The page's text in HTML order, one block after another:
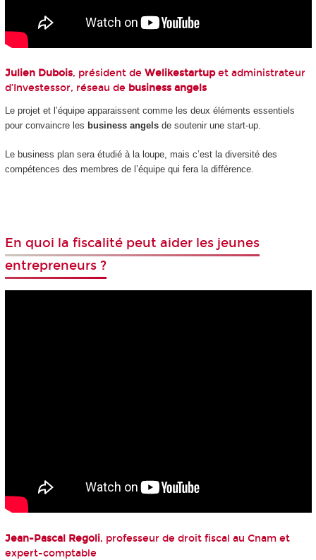
Julien Dubois, président de Welikestartupet administrateur
d’Investessor, réseau de business angels
Le projet et l’équipe apparaissent comme les deux éléments essentiels
pour convaincre les business angels de soutenir une start-up.
Le business plan sera étudié à la loupe, mais c’est la diversité des
compétences des membres de l’équipe qui fera la différence.
En quoi la fiscalité peut aider les jeunes
entrepreneurs ?
Jean-Pascal Regoli, professeur de droit fiscal au Cnam et
expert-comptable